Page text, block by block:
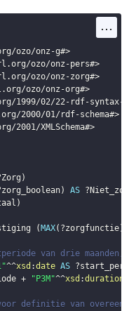
...
ozo/onz-g#>
ozo/onz-pers#>
ozo/onz-zorg#>
ozo/onz-org#>
1999/02/22-rdf-syntax-
2000/01/rdf-schema#>
2001/XMLSchema#>
)
) AS ?Niet_zorg
)
( MAX( ?zorgfunctie)
van drie
^^xsd :date AS
+ "P3M"^^xsd :duration
definitie van